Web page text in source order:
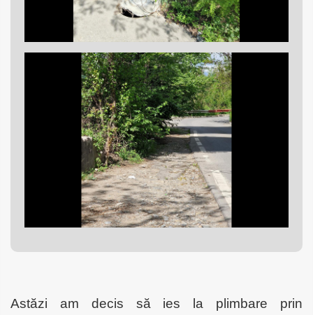
Astăzi am decis să ies la plimbare prin